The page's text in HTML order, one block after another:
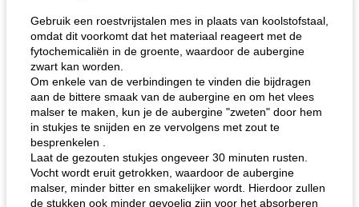
Gebruik een roestvrijstalen mes in plaats van koolstofstaal,
omdat dit voorkomt dat het materiaal reageert met de
fytochemicaliën in de groente, waardoor de aubergine
zwart kan worden.
Om enkele van de verbindingen te vinden die bijdragen
aan de bittere smaak van de aubergine en om het vlees
malser te maken, kun je de aubergine "zweten" door hem
in stukjes te snijden en ze vervolgens met zout te
besprenkelen .
Laat de gezouten stukjes ongeveer 30 minuten rusten.
Vocht wordt eruit getrokken, waardoor de aubergine
malser, minder bitter en smakelijker wordt. Hierdoor zullen
de stukken ook minder gevoelig zijn voor het absorberen